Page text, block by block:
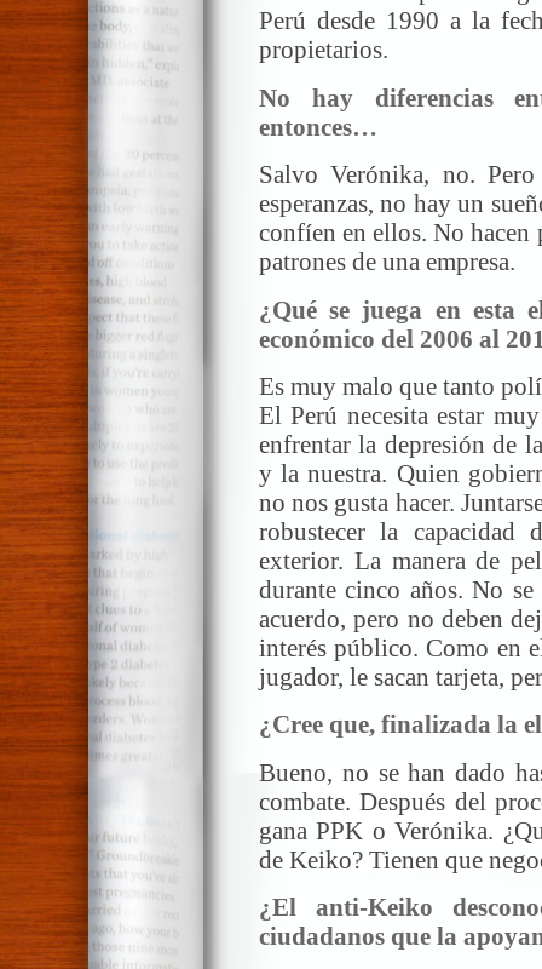
Perú desde 1990 a la
propietarios.
No hay diferencias
entonces…
Salvo Verónika, no.
esperanzas, no hay un
confíen en ellos. No hacen
patrones de una empresa.
¿Qué se juega en esta
económico del 2006 al
Es muy malo que tanto
El Perú necesita estar
enfrentar la depresión de
y la nuestra. Quien
no nos gusta hacer.
robustecer la capacidad
exterior. La manera de
durante cinco años. No
acuerdo, pero no deben
interés público. Como en
jugador, le sacan tarjeta,
¿Cree que, finalizada la
Bueno, no se han dado
combate. Después del
gana PPK o Verónika.
de Keiko? Tienen que
¿El anti-Keiko
ciudadanos que la